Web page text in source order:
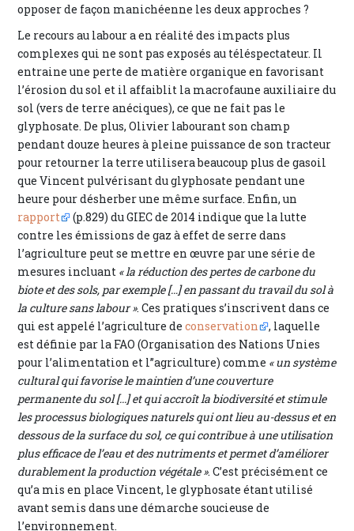
opposer de façon manichéenne les deux approches ?
Le recours au labour a en réalité des impacts plus
complexes qui ne sont pas exposés au téléspectateur. Il
entraine une perte de matière organique en favorisant
l’érosion du sol et il affaiblit la macrofaune auxiliaire du
sol (vers de terre anéciques), ce que ne fait pas le
glyphosate. De plus, Olivier labourant son champ
pendant douze heures à pleine puissance de son tracteur
pour retourner la terre utilisera beaucoup plus de gasoil
que Vincent pulvérisant du glyphosate pendant une
heure pour désherber une même surface. Enfin, un
rapport
(p.829) du GIEC de 2014 indique que la lutte
contre les émissions de gaz à effet de serre dans
l’agriculture peut se mettre en œuvre par une série de
mesures incluant « la réduction des pertes de carbone du
biote et des sols, par exemple […] en passant du travail du sol à
la culture sans labour ». Ces pratiques s’inscrivent dans ce
qui est appelé l’agriculture deconservation
, laquelle
est définie par la FAO (Organisation des Nations Unies
pour l’alimentation et l’’agriculture) comme « un système
cultural qui favorise le maintien d’une couverture
permanente du sol [...] et qui accroît la biodiversité et stimule
les processus biologiques naturels qui ont lieu au-dessus et en
dessous de la surface du sol, ce qui contribue à une utilisation
plus efficace de l’eau et des nutriments et permet d’améliorer
durablement la production végétale ». C’est précisément ce
qu’a mis en place Vincent, le glyphosate étant utilisé
avant semis dans une démarche soucieuse de
l’environnement.